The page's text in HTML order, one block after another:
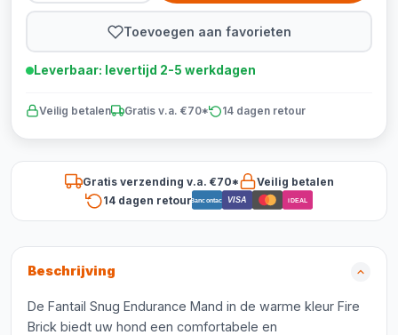
Toevoegen aan favorieten
Leverbaar: levertijd 2-5 werkdagen
Veilig betalen Gratis v.a. €70* 14 dagen retour
Gratis verzending v.a. €70*
Veilig betalen
14 dagen retourBancontact VISA iDEAL
Beschrijving
De Fantail Snug Endurance Mand in de warme kleur Fire
Brick biedt uw hond een comfortabele en